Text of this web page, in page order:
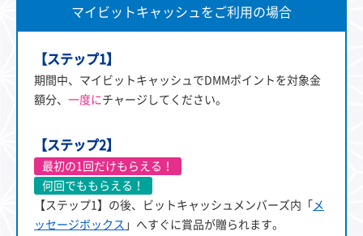
マイビットキャッシュをご利用の場合
【ステップ1】
期間中、マイビットキャッシュでDMMポイントを対象金
額分、 一度に チャージしてください。
【ステップ2】
最初の1回だけもらえる！
何回でももらえる！
【ステップ1】の後、ビットキャッシュメンバーズ内「 メ
ッセージボックス 」へすぐに賞品が贈られます。